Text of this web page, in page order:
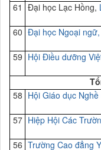
61 Đại học Lạc Hồng,
60 Đại học Ngoại
59 Hội Điều dưỡng
58 Hội Giáo dục
57 Hiệp Hội Các
56 Trường Cao đẳng